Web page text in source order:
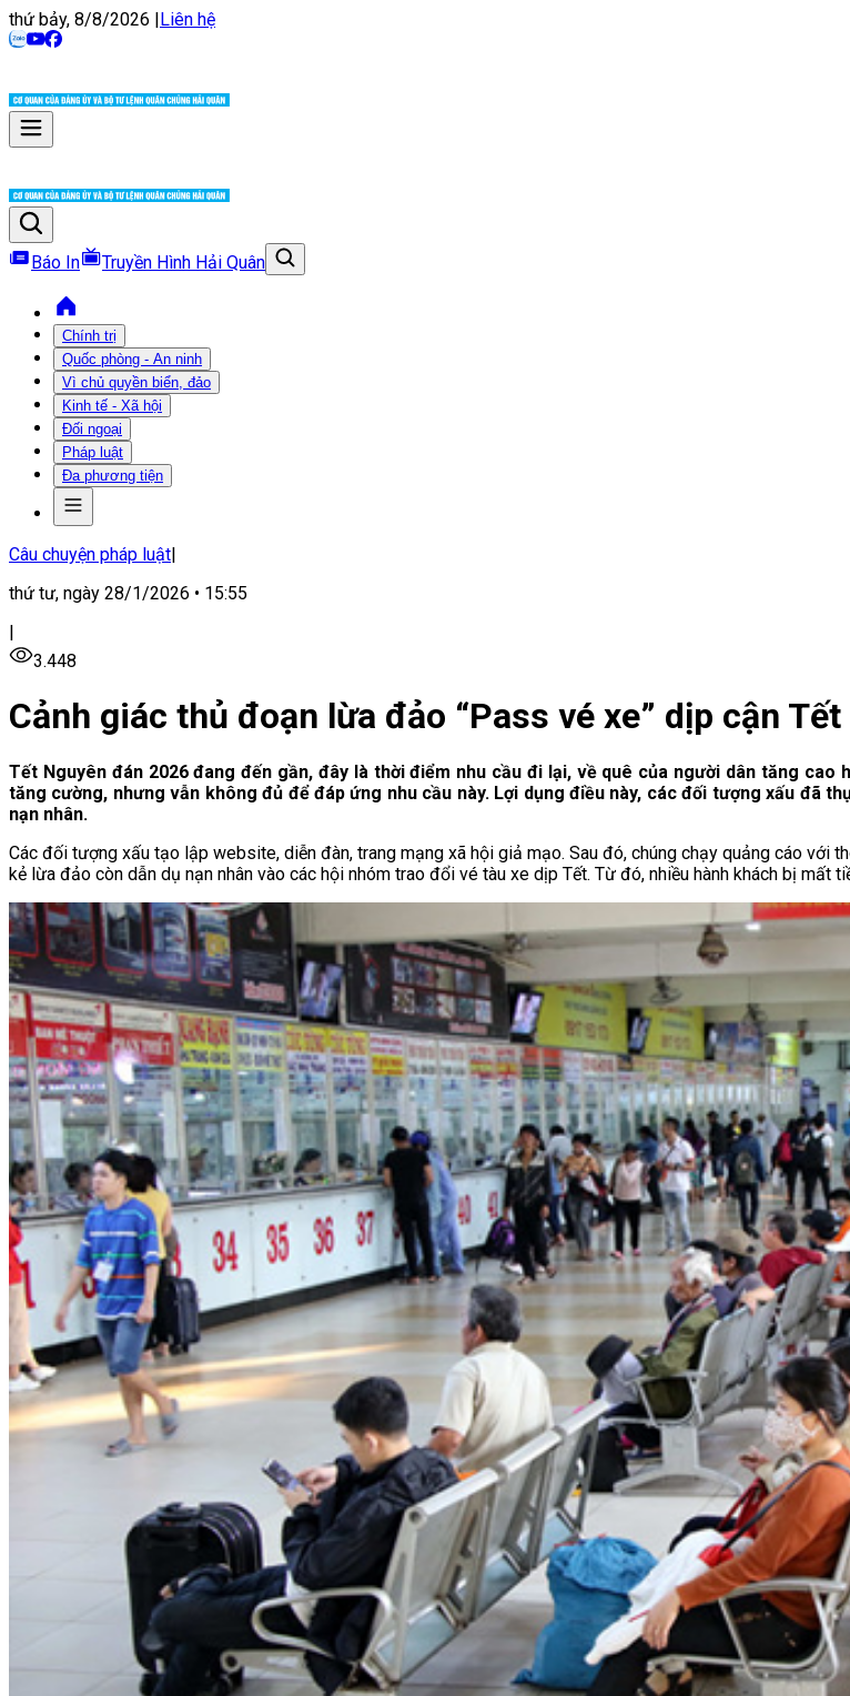
thứ bảy, 8/8/2026 |Liên hệ
Báo In Truyền Hình Hải Quân
Chính trị
Quốc phòng - An ninh
Vì chủ quyền biển, đảo
Kinh tế - Xã hội
Đối ngoại
Pháp luật
Đa phương tiện
Câu chuyện pháp luật|
thứ tư, ngày 28/1/2026 • 15:55
|
3.448
Cảnh giác thủ đoạn lừa đảo “Pass vé xe” dịp cận Tết
Tết Nguyên đán 2026 đang đến gần, đây là thời điểm nhu cầu đi lại, về quê của người dân tăng
tăng cường, nhưng vẫn không đủ để đáp ứng nhu cầu này. Lợi dụng điều này, các đối tượng xấu đã
nạn nhân.
Các đối tượng xấu tạo lập website, diễn đàn, trang mạng xã hội giả mạo. Sau đó, chúng chạy quảng cáo với
kẻ lừa đảo còn dẫn dụ nạn nhân vào các hội nhóm trao đổi vé tàu xe dịp Tết. Từ đó, nhiều hành khách bị mất